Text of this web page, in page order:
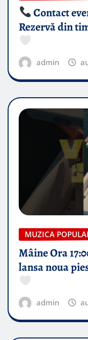
Contact
Rezervă din
admin
MUZICA
Mâine Ora
lansa noua
admin